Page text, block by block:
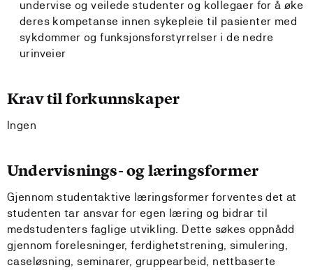
undervise og veilede studenter og kollegaer for å øke
deres kompetanse innen sykepleie til pasienter med
sykdommer og funksjonsforstyrrelser i de nedre
urinveier
Krav til forkunnskaper
Ingen
Undervisnings- og læringsformer
Gjennom studentaktive læringsformer forventes det at
studenten tar ansvar for egen læring og bidrar til
medstudenters faglige utvikling. Dette søkes oppnådd
gjennom forelesninger, ferdighetstrening, simulering,
caseløsning, seminarer, gruppearbeid, nettbaserte